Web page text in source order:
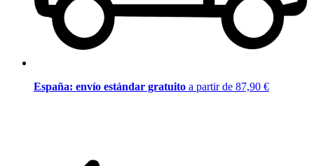
España: envío estándar gratuito a partir de 87,90 €